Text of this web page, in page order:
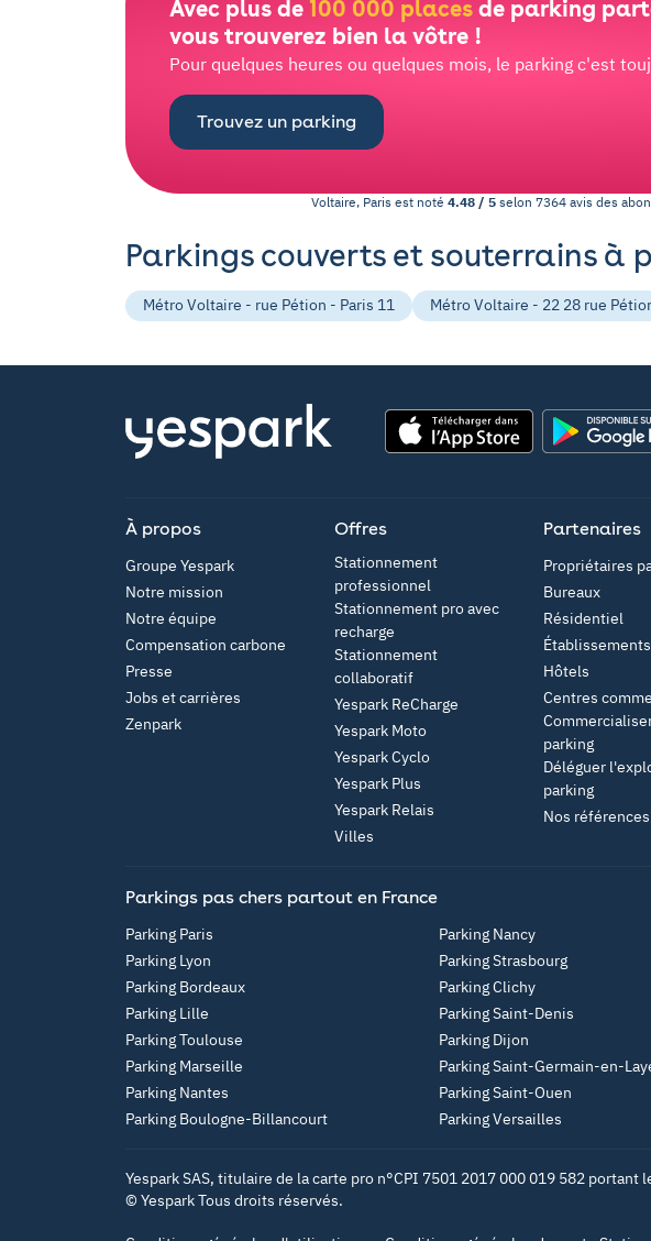
Avec plus de 100 000 places de parking
vous trouverez bien la vôtre !
Pour quelques heures ou quelques mois, le parking c'est
Trouvez un parking
Voltaire, Paris est noté 4.48 / 5 selon 7364 avis des
Parkings couverts et souterrains à
Métro Voltaire - rue Pétion - Paris 11 Métro Voltaire - 22 28 rue
À propos
Groupe Yespark
Notre mission
Notre équipe
Compensation carbone
Presse
Jobs et carrières
Zenpark
Offres
Stationnement
professionnel
Stationnement pro avec
recharge
Stationnement
collaboratif
Yespark ReCharge
Yespark Moto
Yespark Cyclo
Yespark Plus
Yespark Relais
Villes
Partenaires
Propriétaires
Bureaux
Résidentiel
Hôtels
Centres
parking
Déléguer
parking
Nos références
Parkings pas chers partout en France
Parking Paris
Parking Lyon
Parking Bordeaux
Parking Lille
Parking Toulouse
Parking Marseille
Parking Nantes
Parking Boulogne-Billancourt
Parking Nancy
Parking Strasbourg
Parking Clichy
Parking Saint-Denis
Parking Dijon
Parking Saint-Germain-en-
Parking Saint-Ouen
Parking Versailles
Yespark SAS, titulaire de la carte pro n°CPI 7501 2017 000 019 582
© Yespark Tous droits réservés.